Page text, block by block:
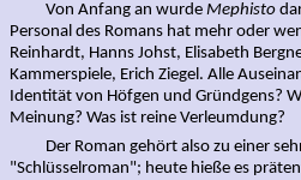
Von Anfang an wurde Mephisto
Personal des Romans hat mehr oder
Reinhardt, Hanns Johst, Elisabeth
Kammerspiele, Erich Ziegel. Alle
Identität von Höfgen und Gründgens?
Meinung? Was ist reine Verleumdung?
Der Roman gehört also zu einer sehr
"Schlüsselroman"; heute hieße es